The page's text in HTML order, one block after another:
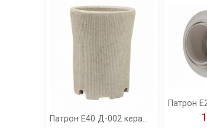
Патрон Е40 Д-002 керамический голиаф IN HOME